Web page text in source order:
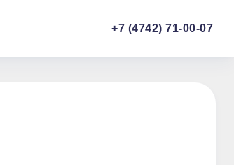
+7 (4742) 71-00-07